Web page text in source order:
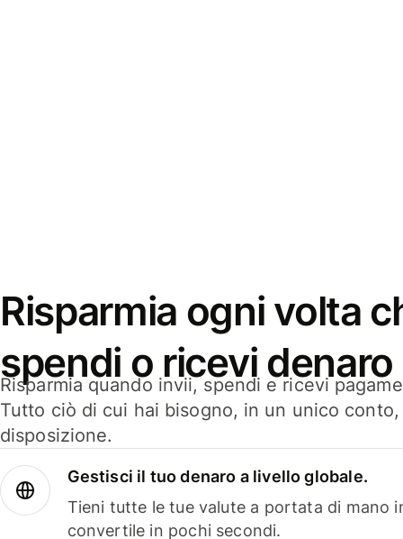
Risparmia ogni volta
spendi o ricevi denaro
Risparmia quando invii, spendi e ricevi
Tutto ciò di cui hai bisogno, in un unico
disposizione.
Gestisci il tuo denaro a livello globale.
Tieni tutte le tue valute a portata di mano
convertile in pochi secondi.